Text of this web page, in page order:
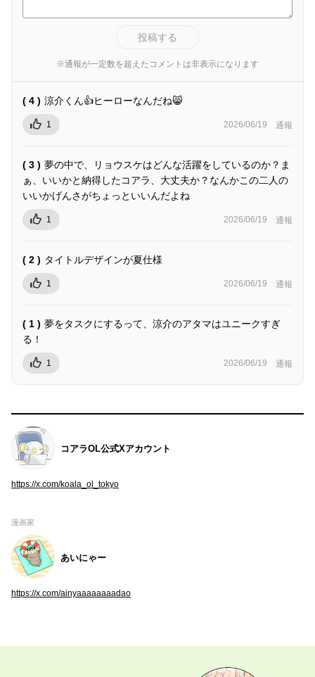
投稿する
※通報が一定数を超えたコメントは非表示になります
( 4 ) 涼介くん👍ヒーローなんだね😸
1 2026/06/19 通報
( 3 ) 夢の中で、リョウスケはどんな活躍をしているのか？ま
ぁ、いいかと納得したコアラ、大丈夫か？なんかこの二人の
いいかげんさがちょっといいんだよね
1 2026/06/19 通報
( 2 ) タイトルデザインが夏仕様
1 2026/06/19 通報
( 1 ) 夢をタスクにするって、涼介のアタマはユニークすぎ
る！
1 2026/06/19 通報
コアラOL公式Xアカウント
https://x.com/koala_ol_tokyo
漫画家
あいにゃー
https://x.com/ainyaaaaaaaadao